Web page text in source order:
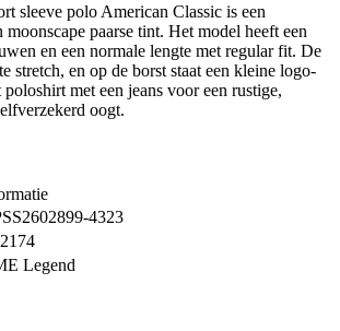
sleeve polo American Classic is een
paarse tint. Het model heeft een
en een normale lengte met regular fit. De
stretch, en op de borst staat een kleine logo-
met een jeans voor een rustige,
oogt.
4323
Legend